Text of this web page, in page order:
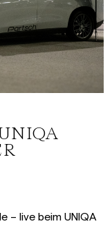
– live beim UNIQA